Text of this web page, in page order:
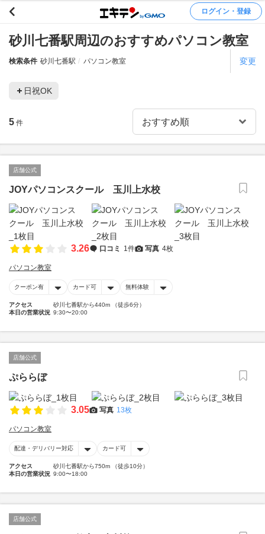
ログイン・登録
砂川七番駅周辺のおすすめパソコン教室
検索条件 砂川七番駅 パソコン教室 変更
日祝OK
5 件
店舗公式
JOYパソコンスクール 玉川上水校
3.26 口コミ 1件 写真 4枚
パソコン教室
クーポン有 カード可 無料体験
アクセス
砂川七番駅から440m （徒歩6分）
本日の営業状況 9:30〜20:00
店舗公式
ぷららぼ
3.05 写真 13枚
パソコン教室
配達・デリバリー対応 カード可
アクセス
砂川七番駅から750m （徒歩10分）
本日の営業状況 9:00〜18:00
店舗公式